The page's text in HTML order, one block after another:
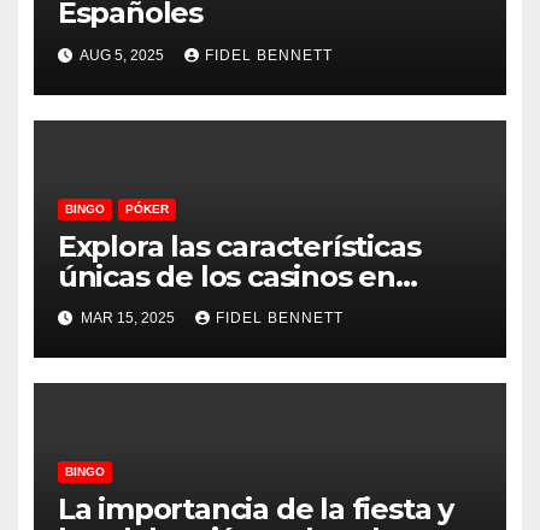
Españoles
AUG 5, 2025 FIDEL BENNETT
BINGO PÓKER
Explora las características
únicas de los casinos en
Cataluña
MAR 15, 2025 FIDEL BENNETT
BINGO
La importancia de la fiesta y